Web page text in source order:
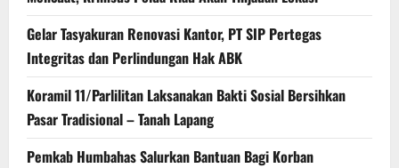
Gelar Tasyakuran Renovasi Kantor, PT SIP Pertegas
Integritas dan Perlindungan Hak ABK
Koramil 11/Parlilitan Laksanakan Bakti Sosial Bersihkan
Pasar Tradisional – Tanah Lapang
Pemkab Humbahas Salurkan Bantuan Bagi Korban